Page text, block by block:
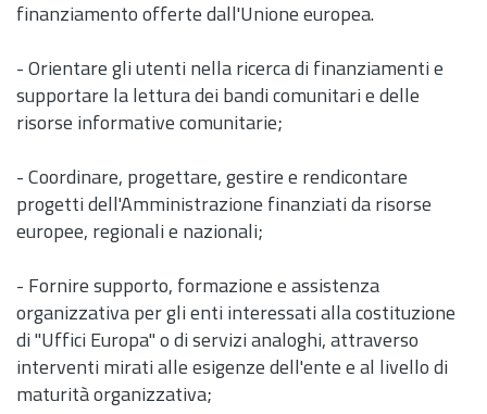
finanziamento offerte dall'Unione europea.
- Orientare gli utenti nella ricerca di finanziamenti e
supportare la lettura dei bandi comunitari e delle
risorse informative comunitarie;
- Coordinare, progettare, gestire e rendicontare
progetti dell'Amministrazione finanziati da risorse
europee, regionali e nazionali;
- Fornire supporto, formazione e assistenza
organizzativa per gli enti interessati alla costituzione
di "Uffici Europa" o di servizi analoghi, attraverso
interventi mirati alle esigenze dell'ente e al livello di
maturità organizzativa;